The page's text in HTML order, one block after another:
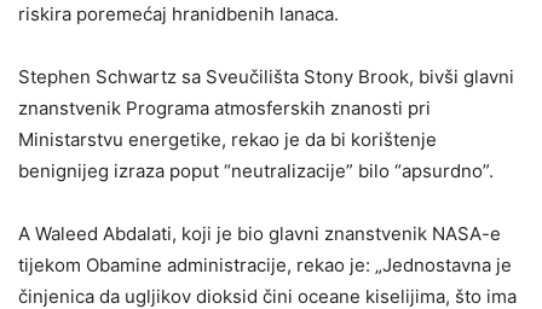
riskira poremećaj hranidbenih lanaca.
Stephen Schwartz sa Sveučilišta Stony Brook, bivši glavni
znanstvenik Programa atmosferskih znanosti pri
Ministarstvu energetike, rekao je da bi korištenje
benignijeg izraza poput “neutralizacije” bilo “apsurdno”.
A Waleed Abdalati, koji je bio glavni znanstvenik NASA-e
tijekom Obamine administracije, rekao je: „Jednostavna je
činjenica da ugljikov dioksid čini oceane kiselijima, što ima